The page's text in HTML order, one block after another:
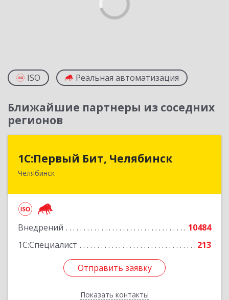
ISO Реальная автоматизация
Ближайшие партнеры из соседних
регионов
1С:Первый Бит, Челябинск
Челябинск
Внедрений
10484
1С:Специалист
213
Отправить заявку
Показать контакты
1С:Первый Бит, Челябинск
Отправить заявку
Назад